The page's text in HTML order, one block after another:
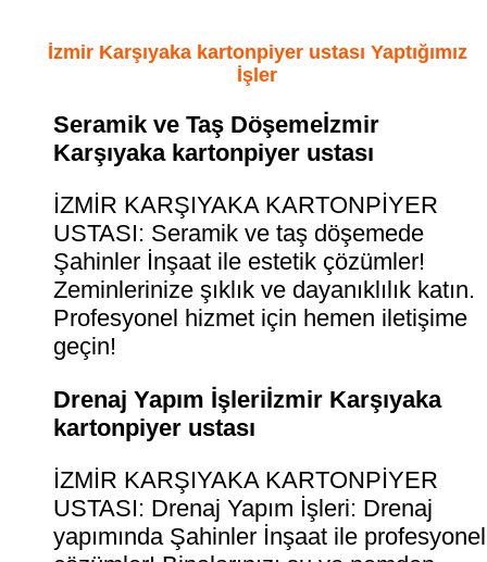
İzmir Karşıyaka kartonpiyer ustası Yaptığımız
İşler
Seramik ve Taş Döşemeİzmir
Karşıyaka kartonpiyer ustası
İZMİR KARŞIYAKA KARTONPİYER
USTASI: Seramik ve taş döşemede
Şahinler İnşaat ile estetik çözümler!
Zeminlerinize şıklık ve dayanıklılık katın.
Profesyonel hizmet için hemen iletişime
geçin!
Drenaj Yapım İşleriİzmir Karşıyaka
kartonpiyer ustası
İZMİR KARŞIYAKA KARTONPİYER
USTASI: Drenaj Yapım İşleri: Drenaj
yapımında Şahinler İnşaat ile profesyonel